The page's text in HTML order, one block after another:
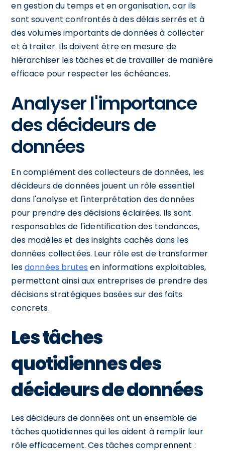
en gestion du temps et en organisation, car ils
sont souvent confrontés à des délais serrés et à
des volumes importants de données à collecter
et à traiter. Ils doivent être en mesure de
hiérarchiser les tâches et de travailler de manière
efficace pour respecter les échéances.
Analyser l'importance
des décideurs de
données
En complément des collecteurs de données, les
décideurs de données jouent un rôle essentiel
dans l'analyse et l'interprétation des données
pour prendre des décisions éclairées. Ils sont
responsables de l'identification des tendances,
des modèles et des insights cachés dans les
données collectées. Leur rôle est de transformer
lesdonnées brutes en informations exploitables,
permettant ainsi aux entreprises de prendre des
décisions stratégiques basées sur des faits
concrets.
Les tâches
quotidiennes des
décideurs de données
Les décideurs de données ont un ensemble de
tâches quotidiennes qui les aident à remplir leur
rôle efficacement. Ces tâches comprennent :